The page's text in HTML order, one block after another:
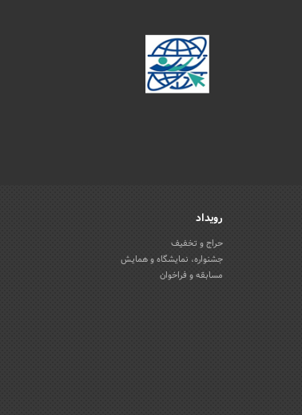
رویداد
حراج و تخفیف
جشنواره، نمایشگاه و همایش
مسابقه و فراخوان